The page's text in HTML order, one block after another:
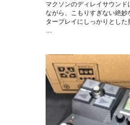
マクソンのディレイサウンド
ながら、こもりすぎない絶妙
タープレイにしっかりとした